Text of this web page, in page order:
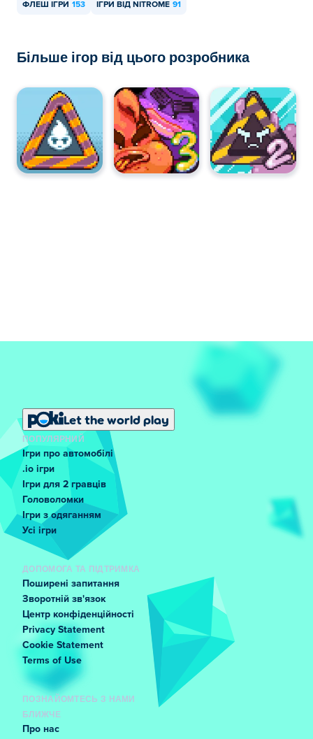
ФЛЕШ ІГРИ 153 ІГРИ ВІД NITROME 91
Більше ігор від цього розробника
Let the world play
ПОПУЛЯРНИЙ
Ігри про автомобілі
.io ігри
Ігри для 2 гравців
Головоломки
Ігри з одяганням
Усі ігри
ДОПОМОГА ТА ПІДТРИМКА
Поширені запитання
Зворотній зв'язок
Центр конфіденційності
Privacy Statement
Cookie Statement
Terms of Use
ПОЗНАЙОМТЕСЬ З НАМИ
БЛИЖЧЕ
Про нас